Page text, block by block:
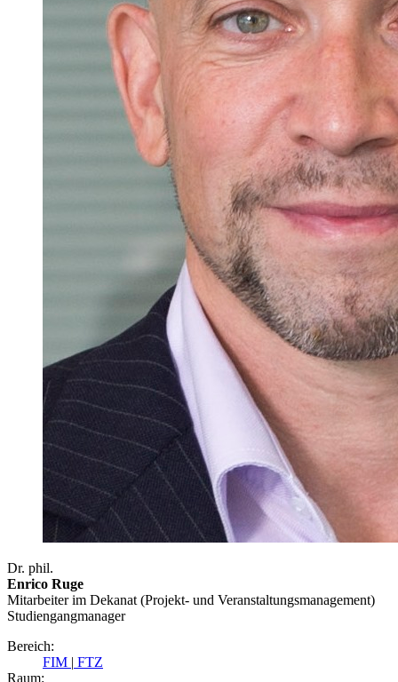
Dr. phil.
Enrico Ruge
Mitarbeiter im Dekanat (Projekt- und Veranstaltungsmanagement)
Studiengangmanager
Bereich:
FIM
FTZ
Raum: